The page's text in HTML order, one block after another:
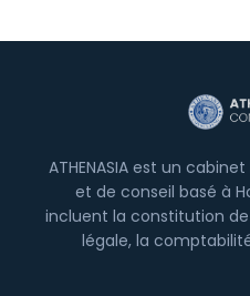
ATHENASIA est un
et de conseil basé à
incluent la constitution
légale, la